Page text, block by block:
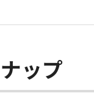
ップ